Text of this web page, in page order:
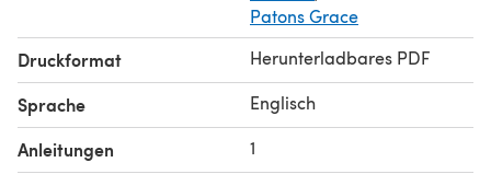
Patons Grace
Druckformat Herunterladbares PDF
Sprache Englisch
Anleitungen 1